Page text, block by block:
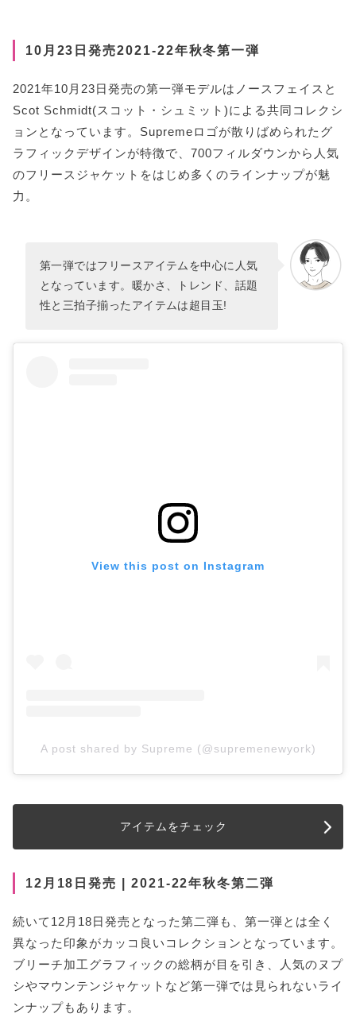
10月23日発売2021-22年秋冬第一弾
2021年10月23日発売の第一弾モデルはノースフェイスと
Scot Schmidt(スコット・シュミット)による共同コレクシ
ョンとなっています。Supremeロゴが散りばめられたグ
ラフィックデザインが特徴で、700フィルダウンから人気
のフリースジャケットをはじめ多くのラインナップが魅
力。
第一弾ではフリースアイテムを中心に人気
となっています。暖かさ、トレンド、話題
性と三拍子揃ったアイテムは超目玉!
View this post on Instagram
A post shared by Supreme (@supremenewyork)
アイテムをチェック
12月18日発売 | 2021-22年秋冬第二弾
続いて12月18日発売となった第二弾も、第一弾とは全く
異なった印象がカッコ良いコレクションとなっています。
ブリーチ加工グラフィックの総柄が目を引き、人気のヌプ
シやマウンテンジャケットなど第一弾では見られないライ
ンナップもあります。